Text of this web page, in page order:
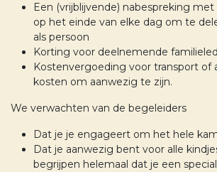
Een (vrijblijvende) nabespreking
op het einde van elke dag om te
als persoon
Korting voor deelnemende
Kostenvergoeding voor transport of
kosten om aanwezig te zijn.
We verwachten van de begeleiders
Dat je je engageert om het hele
Dat je aanwezig bent voor alle
begrijpen helemaal dat je een